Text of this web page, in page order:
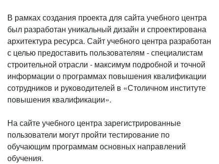
В рамках создания проекта для сайта учебного центра
был разработан уникальный дизайн и спроектирована
архитектура ресурса. Сайт учебного центра разработан
с целью предоставить пользователям - специалистам
строительной отрасли - максимум подробной и точной
информации о программах повышения квалификации
сотрудников и руководителей в «Столичном институте
повышения квалификации».
На сайте учебного центра зарегистрированные
пользователи могут пройти тестирование по
обучающим программам основных направлений
обучения.